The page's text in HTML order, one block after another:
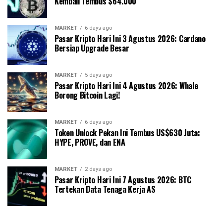
MARKET 6 days ago
Pasar Kripto Hari Ini 3 Agustus 2026: Cardano
Bersiap Upgrade Besar
MARKET 5 days ago
Pasar Kripto Hari Ini 4 Agustus 2026: Whale
Borong Bitcoin Lagi!
MARKET 6 days ago
Token Unlock Pekan Ini Tembus US$630 Juta:
HYPE, PROVE, dan ENA
MARKET 2 days ago
Pasar Kripto Hari Ini 7 Agustus 2026: BTC
Tertekan Data Tenaga Kerja AS